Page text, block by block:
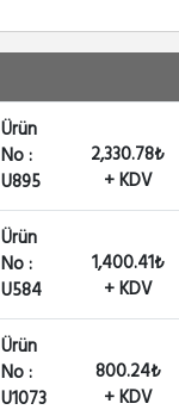
Ürün
No :
U895
2,330.78₺
+ KDV
Ürün
No :
U584
1,400.41₺
+ KDV
Ürün
No :
U1073
800.24₺
+ KDV